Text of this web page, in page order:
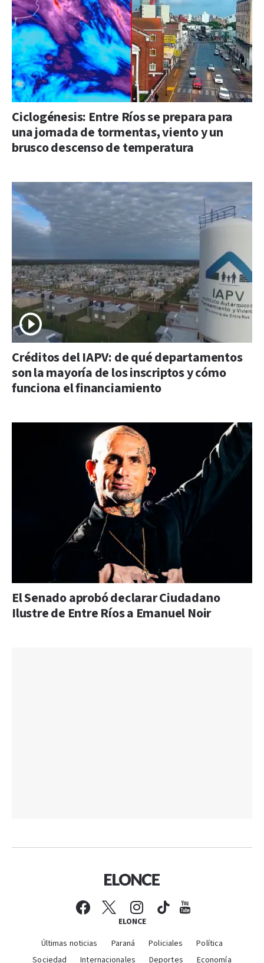
Ciclogénesis: Entre Ríos se prepara para
una jornada de tormentas, viento y un
brusco descenso de temperatura
Créditos del IAPV: de qué departamentos
son la mayoría de los inscriptos y cómo
funciona el financiamiento
El Senado aprobó declarar Ciudadano
Ilustre de Entre Ríos a Emanuel Noir
ELONCE
Últimas noticias Paraná Policiales
Política
Sociedad
Internacionales Deportes Economía